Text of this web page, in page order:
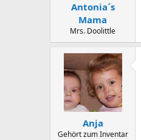
Antonia´s
Mama
Mrs. Doolittle
Anja
Gehört zum Inventar